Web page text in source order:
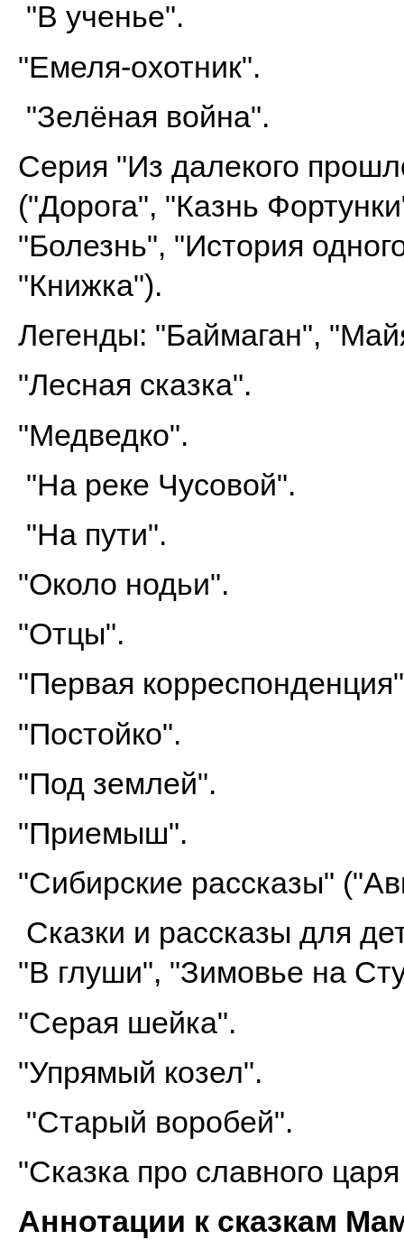
"В ученье".
"Емеля-охотник".
"Зелёная война".
Серия "Из далекого
("Дорога", "Казнь
"Болезнь", "История
"Книжка").
Легенды: "Баймаган",
"Лесная сказка".
"Медведко".
"На реке Чусовой".
"На пути".
"Около нодьи".
"Отцы".
"Первая
"Постойко".
"Под землей".
"Приемыш".
"Сибирские рассказы"
Сказки и рассказы для
"В глуши", "Зимовье на
"Серая шейка".
"Упрямый козел".
"Старый воробей".
"Сказка про славного
Аннотации к сказкам